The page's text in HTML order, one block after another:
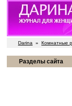
Darina » Комнатные
Разделы сайта